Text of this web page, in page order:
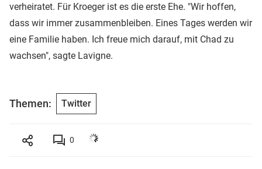
verheiratet. Für Kroeger ist es die erste Ehe. "Wir hoffen,
dass wir immer zusammenbleiben. Eines Tages werden wir
eine Familie haben. Ich freue mich darauf, mit Chad zu
wachsen", sagte Lavigne.
Themen: Twitter
0